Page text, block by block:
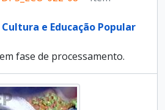
e Educação Popular
fase de processamento.